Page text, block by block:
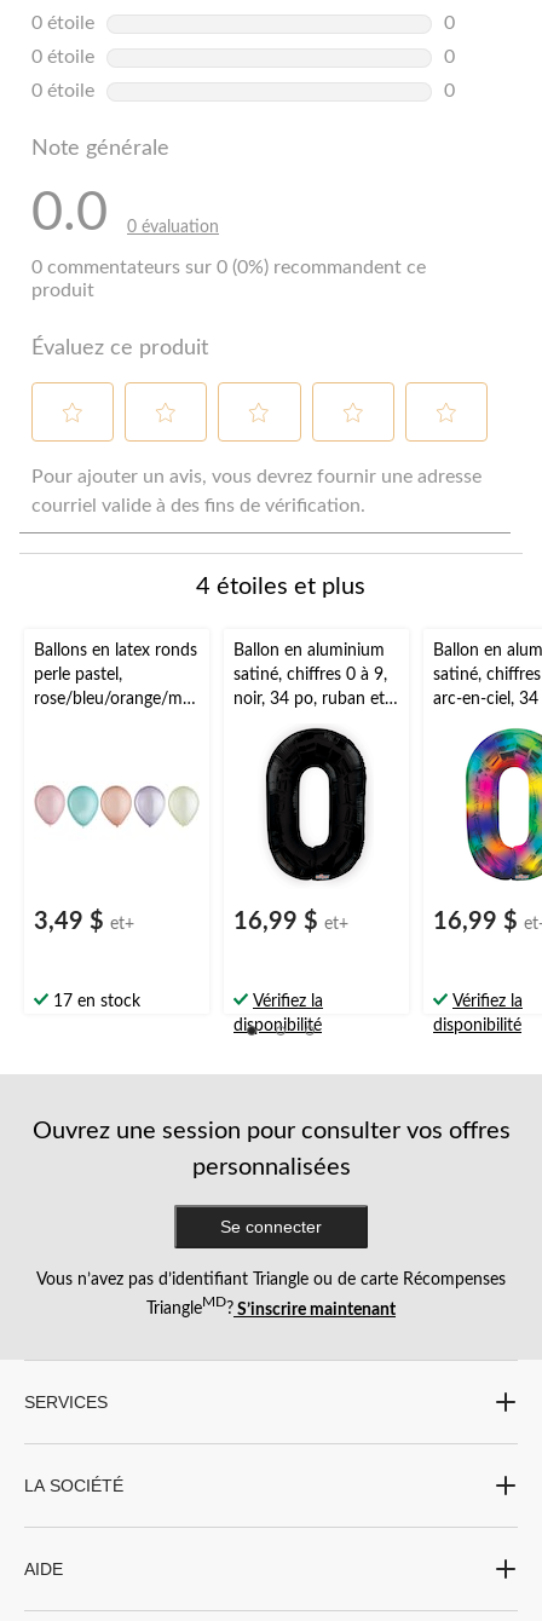
0
0 étoile étoiles
0
0
0 étoile étoiles
0
0
0 étoile étoiles
0
Note générale
0.0 0 évaluation
0 commentateurs sur 0 (0%) recommandent ce
produit
Évaluez ce produit
pour
évaluer
ouvrira
le
formulaire
pour
évaluer
ouvrira
formulaire
pour
évaluer
étoiles.
ouvrira
formulaire
soumission.
pour
évaluer
étoiles.
ouvrira
le
formulaire
de
soumission.
pour
ouvrira
formulaire
soumission.
Pour ajouter un avis, vous devrez fournir une adresse
courriel valide à des fins de vérification.
4 étoiles et plus
Ballons en latex ronds
perle pastel,
rose/bleu/orange/ma
3,49 $ et+
17 en stock
Ballon en aluminium
satiné, chiffres 0 à 9,
noir, 34 po, ruban et
compris,
anniversaire/remise
de diplômes/jour de
16,99 $ et+
Vérifiez la
disponibilité
Ballon en
satiné,
arc-en-ciel, 34
et ruban
anniversaire/
de diplômes/
16,99 $
Vérifiez la
disponibilité
Ouvrez une session pour consulter vos offres
personnalisées
Se connecter
Vous n’avez pas d’identifiant Triangle ou de carte Récompenses
TriangleMD? S’inscrire maintenant
SERVICES
LA SOCIÉTÉ
AIDE